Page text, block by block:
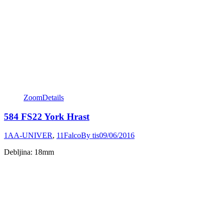
ZoomDetails
584 FS22 York Hrast
1AA-UNIVER, 11FalcoBy tis09/06/2016
Debljina: 18mm